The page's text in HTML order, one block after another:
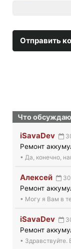
Что
iSavaDev
Ремонт
• Да, конечно,
Алексей
Ремонт
• Могу я Вам в
iSavaDev
Ремонт
• Здравствуйте.